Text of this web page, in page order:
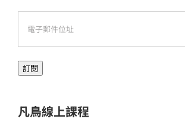
件
址
訂閱
凡鳥線上課程